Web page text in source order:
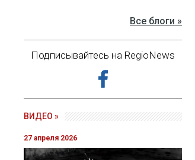
Все блоги »
Подписывайтесь на RegioNews
ВИДЕО »
27 апреля 2026